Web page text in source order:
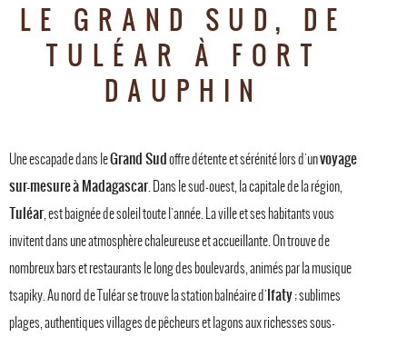
LE GRAND SUD, DE
TULÉAR À FORT
DAUPHIN
Une escapade dans leGrand Sudoffre détente et sérénité lors d'unvoyage
sur-mesureà Madagascar. Dans le sud-ouest, la capitale de la région,
Tuléar, est baignée de soleil toute l'année. La ville et ses habitants vous
invitent dans une atmosphère chaleureuse et accueillante. On trouve de
nombreux bars et restaurants le long des boulevards, animés par la musique
tsapiky. Au nord de Tuléar se trouve la station balnéaire d'Ifaty; sublimes
plages, authentiques villages de pêcheurs et lagons aux richesses sous-